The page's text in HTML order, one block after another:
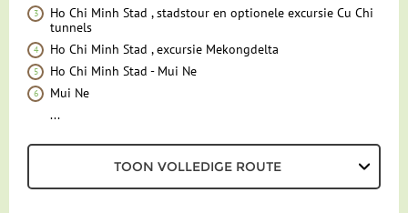
Ho Chi Minh Stad , stadstour en optionele excursie Cu Chi
tunnels
Ho Chi Minh Stad , excursie Mekongdelta
Ho Chi Minh Stad - Mui Ne
Mui Ne
...
TOON VOLLEDIGE ROUTE